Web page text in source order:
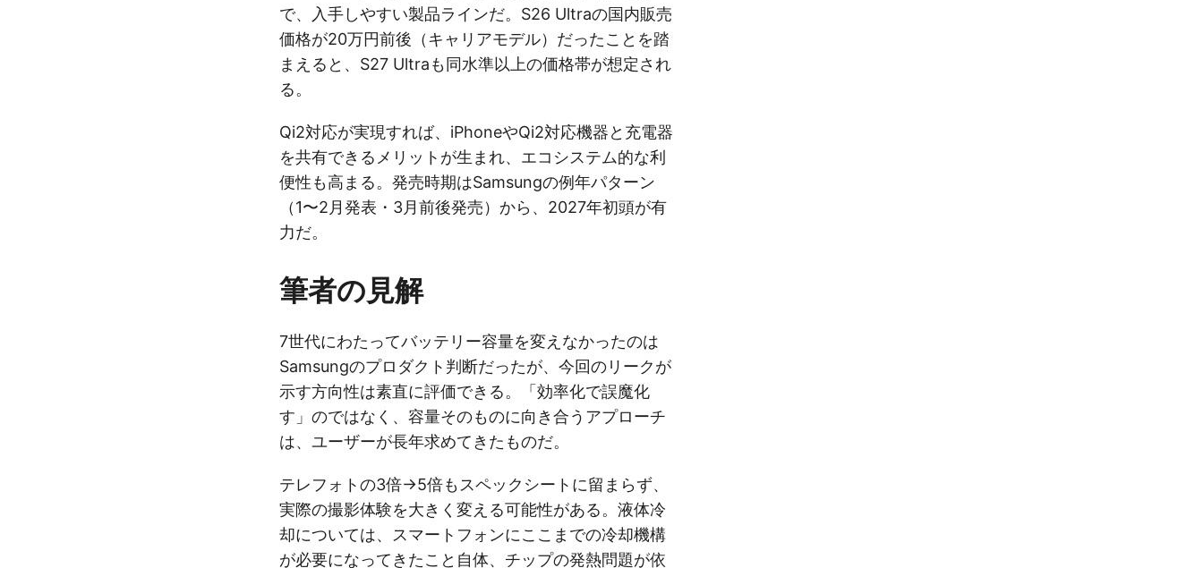
で、入手しやすい製品ラインだ。S26 Ultraの国内販売
価格が20万円前後（キャリアモデル）だったことを踏
まえると、S27 Ultraも同水準以上の価格帯が想定され
る。
Qi2対応が実現すれば、iPhoneやQi2対応機器と充電器
を共有できるメリットが生まれ、エコシステム的な利
便性も高まる。発売時期はSamsungの例年パターン
（1〜2月発表・3月前後発売）から、2027年初頭が有
力だ。
筆者の見解
7世代にわたってバッテリー容量を変えなかったのは
Samsungのプロダクト判断だったが、今回のリークが
示す方向性は素直に評価できる。「効率化で誤魔化
す」のではなく、容量そのものに向き合うアプローチ
は、ユーザーが長年求めてきたものだ。
テレフォトの3倍→5倍もスペックシートに留まらず、
実際の撮影体験を大きく変える可能性がある。液体冷
却については、スマートフォンにここまでの冷却機構
が必要になってきたこと自体、チップの発熱問題が依